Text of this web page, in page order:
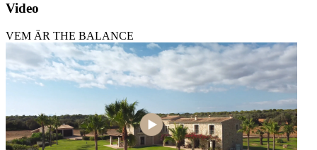
Video
VEM ÄR THE BALANCE